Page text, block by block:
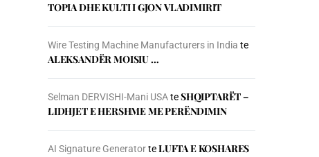
TOPIA DHE KULTI I GJON VLADIMIRIT
Wire Testing Machine Manufacturers in India te
ALEKSANDËR MOISIU …
Selman DERVISHI-Mani USAteSHQIPTARËT –
LIDHJET E HERSHME ME PERËNDIMIN
AI Signature GeneratorteLUFTA E KOSHARES